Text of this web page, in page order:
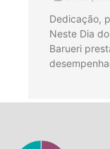
Dedicação,
Neste Dia
Barueri